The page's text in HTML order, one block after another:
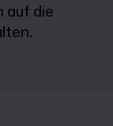
auf die